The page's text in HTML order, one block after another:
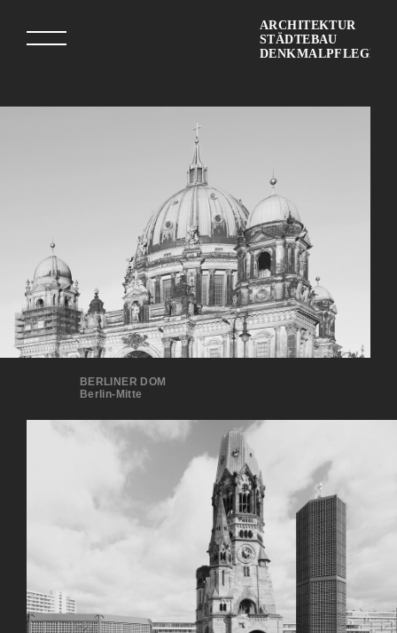
ARCHITEKTUR
STÄDTEBAU
DENKMALPFLEGE
BERLINER DOM
Berlin-Mitte